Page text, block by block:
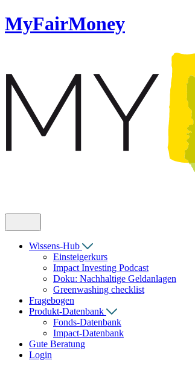
MyFairMoney
Wissens-Hub
Einsteigerkurs
Impact Investing Podcast
Doku: Nachhaltige Geldanlagen
Greenwashing checklist
Fragebogen
Produkt-Datenbank
Fonds-Datenbank
Impact-Datenbank
Gute Beratung
Login